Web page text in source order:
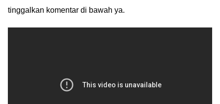
tinggalkan komentar di bawah ya.